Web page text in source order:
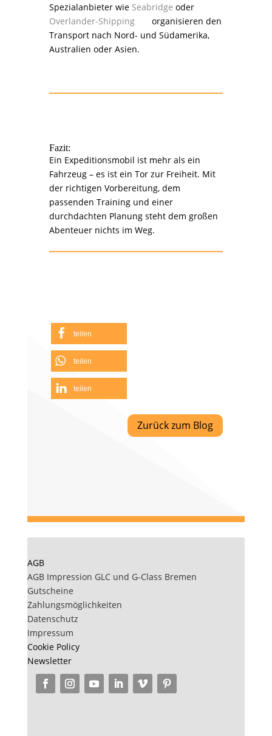
Spezialanbieter wie Seabridge oder
Overlander-Shippingorganisieren den
Transport nach Nord- und Südamerika,
Australien oder Asien.
Fazit:
Ein Expeditionsmobil ist mehr als ein
Fahrzeug – es ist ein Tor zur Freiheit. Mit
der richtigen Vorbereitung, dem
passenden Training und einer
durchdachten Planung steht dem großen
Abenteuer nichts im Weg.
teilen
teilen
teilen
Zurück zum Blog
AGB
AGB Impression GLC und G-Class Bremen
Gutscheine
Zahlungsmöglichkeiten
Datenschutz
Impressum
Cookie Policy
Newsletter